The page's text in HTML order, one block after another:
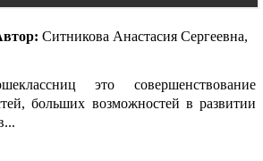
Ситникова Анастасия Сергеевна,
это совершенствование
больших возможностей в развитии